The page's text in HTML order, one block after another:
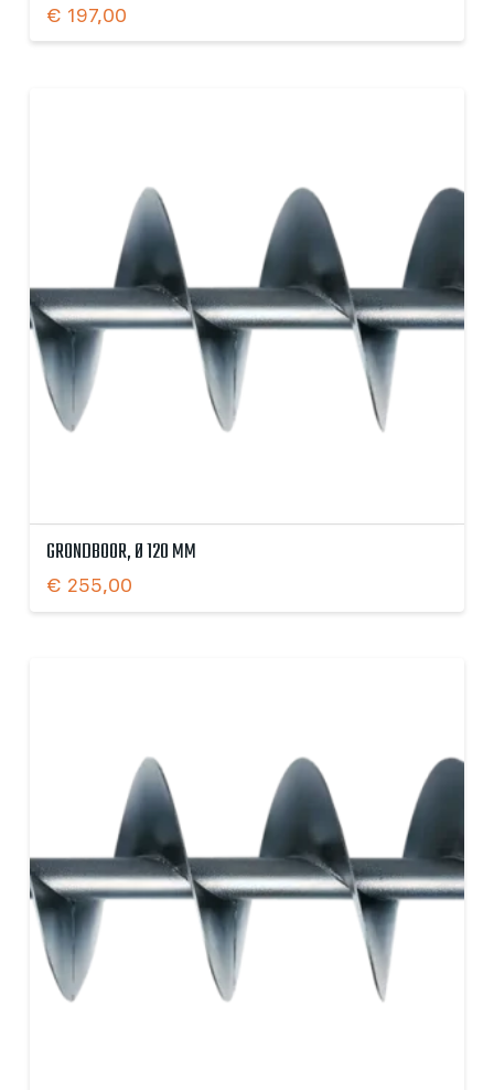
€ 197,00
GRONDBOOR, Ø 120 MM
€ 255,00